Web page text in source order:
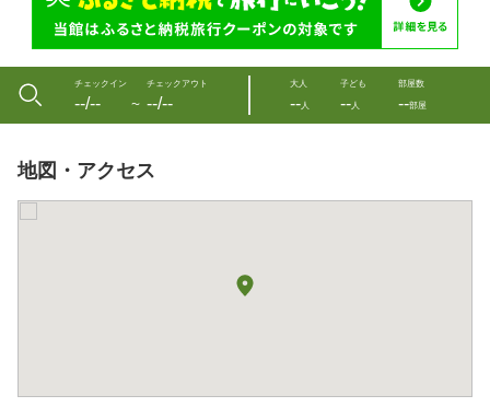
チェックイン
--/-- 〜
チェックアウト
--/--
大人
--人
子ども
--人
部屋数
--部屋
地図・アクセス